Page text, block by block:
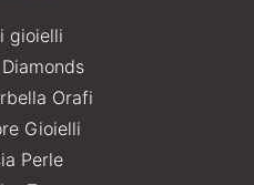
gioielli
Orafi
Gioielli
Perle